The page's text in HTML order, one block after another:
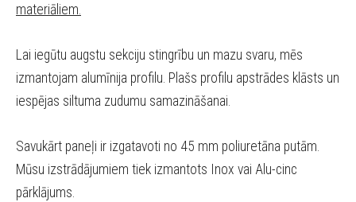
materiāliem.
Lai iegūtu augstu sekciju stingrību un mazu svaru, mēs
izmantojam alumīnija profilu. Plašs profilu apstrādes klāsts un
iespējas siltuma zudumu samazināšanai.
Savukārt paneļi ir izgatavoti no 45 mm poliuretāna putām.
Mūsu izstrādājumiem tiek izmantots Inox vai Alu-cinc
pārklājums.